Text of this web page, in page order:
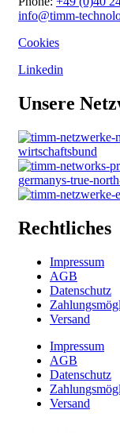
info@timm-
Cookies
Linkedin
Unsere
Rechtliches
Impressum
AGB
Datenschutz
Versand
Impressum
AGB
Datenschutz
Versand